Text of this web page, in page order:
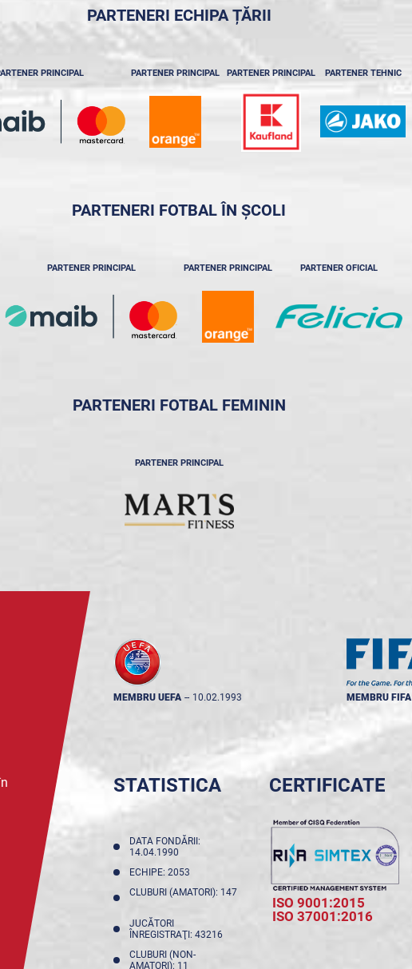
PARTENERI ECHIPA ȚĂRII
PRINCIPAL PARTENER PRINCIPAL PARTENER PRINCIPAL PARTENER TEHNIC
PARTENERI FOTBAL ÎN ȘCOLI
PARTENER PRINCIPAL PARTENER PRINCIPAL PARTENER OFICIAL
PARTENERI FOTBAL FEMININ
PARTENER PRINCIPAL
MEMBRU UEFA -- 10.02.1993 MEMBRU FIFA
STATISTICA
DATA FONDĂRII:
14.04.1990
ECHIPE: 2053
CLUBURI (AMATORI): 147
JUCĂTORI
ÎNREGISTRAŢI: 43216
CLUBURI (NON-
AMATORI): 11
CERTIFICATE
ISO 9001:2015
ISO 37001:2016